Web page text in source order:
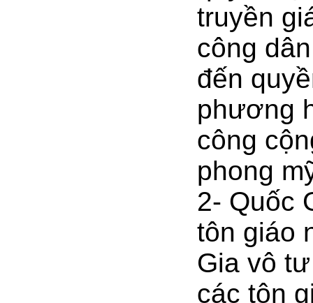
truyền
công
đến
phương
công
phong
2- Quốc
tôn giáo
Gia vô
các tôn